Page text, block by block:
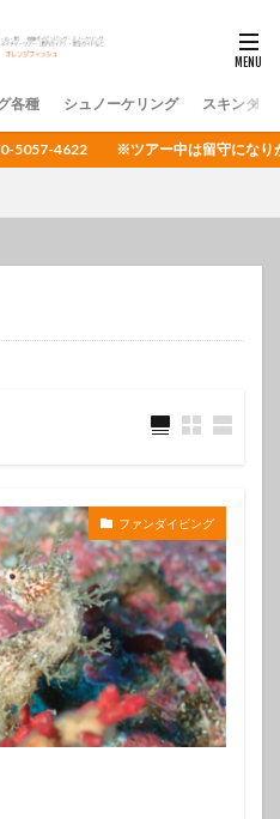
各種 シュノーケリング スキンダイ
4622 ※ツアー中は留守になりがち
ファンダイビング